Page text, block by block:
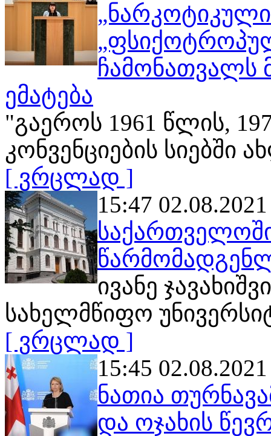
ჩამონათვალს
ემატება
"გაეროს 1961 წლის,
კონვენციების სიებში
[ ვრცლად ]
15:47 02.08.2021
ივანე
სახელმწიფო
[ ვრცლად ]
15:45 02.08.2021
ნათია
და ოჯახის